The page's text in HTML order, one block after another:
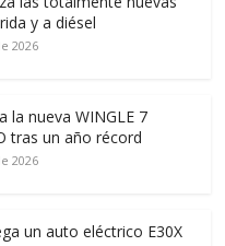
y a diésel
2026
la nueva WINGLE 7
tras un año récord
2026
un auto eléctrico E30X